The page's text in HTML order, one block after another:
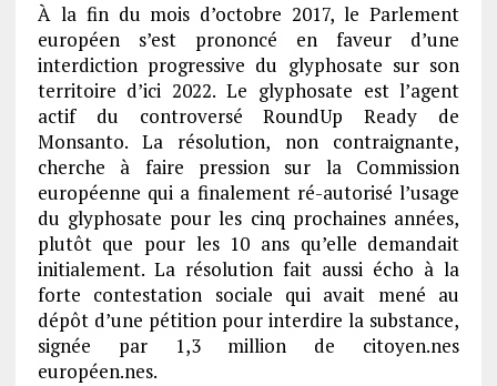
À la fin du mois d’octobre 2017, le Parlement
européen s’est prononcé en faveur d’une
interdiction progressive du glyphosate sur son
territoire d’ici 2022. Le glyphosate est l’agent
actif du controversé RoundUp Ready de
Monsanto. La résolution, non contraignante,
cherche à faire pression sur la Commission
européenne qui a finalement ré-autorisé l’usage
du glyphosate pour les cinq prochaines années,
plutôt que pour les 10 ans qu’elle demandait
initialement. La résolution fait aussi écho à la
forte contestation sociale qui avait mené au
dépôt d’une pétition pour interdire la substance,
signée par 1,3 million de citoyen.nes
européen.nes.